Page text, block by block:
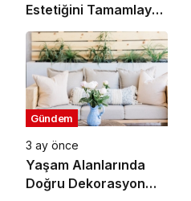
Estetiğini Tamamlayan
Mobilya Seçimleri
Gündem
3 ay önce
Yaşam Alanlarında
Doğru Dekorasyon